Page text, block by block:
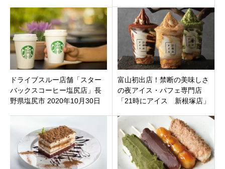
名東区一社駅から徒歩1分
ドライブスルー店舗「スター
バックスコーヒー塩尻店」長
野県塩尻市 2020年10月30日
富山初出店！禁断の美味しさ
の夜アイス・パフェ専門店
「21時にアイス 新根塚店」